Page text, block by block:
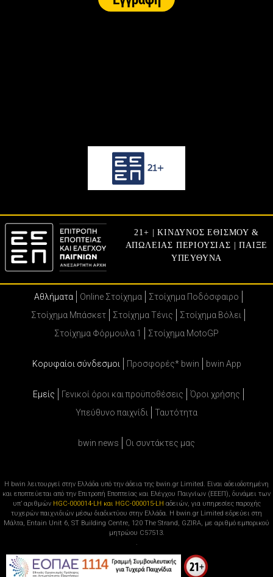
21+ | ΚΙΝΔΥΝΟΣ ΕΘΙΣΜΟΥ &
ΑΠΩΛΕΙΑΣ ΠΕΡΙΟΥΣΙΑΣ | ΠΑΙΞΕ
ΥΠΕΥΘΥΝΑ
Αθλήματα Online Στοίχημα
Στοίχημα Ποδόσφαιρο
Στοίχημα Μπάσκετ
Στοίχημα Τένις
Στοίχημα Βόλει
Στοίχημα Φόρμουλα 1
Στοίχημα MotoGP
Κορυφαίοι σύνδεσμοι Προσφορές* bwin bwin App
Εμείς Γενικοί όροι και προϋποθέσεις
Όροι χρήσης
Υπεύθυνο παιχνίδι
Ταυτότητα
bwin news Oι συντάκτες μας
Η bwin λειτουργεί στην Ελλάδα υπό την άδεια της bwin.gr Limited. Είναι αδειοδοτημένη
και εποπτεύεται από την Επιτροπή Εποπτείας και Ελέγχου Παιγνίων (ΕΕΕΠ), δυνάμει των
υπ’ αριθμών HGC-000014-LH και HGC-000015-LH αδειών, για υπηρεσίες παροχής
τυχερών παιχνιδιών μέσω διαδικτύου στην Ελλάδα. Η bwin.gr Limited εδρεύει στη
Μάλτα, Entain Unit 6, ST Building Centre, 120 The Strand, GZIRA, με αριθμό εμπορικού
μητρώου C57513.
.